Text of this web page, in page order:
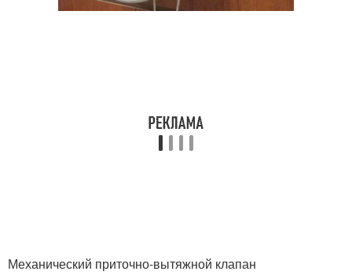
Механический приточно-вытяжной клапан